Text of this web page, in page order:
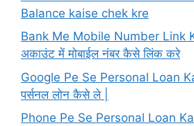
Balance kaise chek kre
Bank Me Mobile Number Link
अकाउंट में मोबाईल नंबर कैसे लिंक करे
Google Pe Se Personal Loan
पर्सनल लोन कैसे ले |
Phone Pe Se Personal Loan